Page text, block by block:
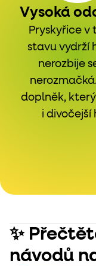
Vysoká
Pryskyřice v
stavu vydrží
nerozbije
doplněk,
i divočejší
✨
návodů